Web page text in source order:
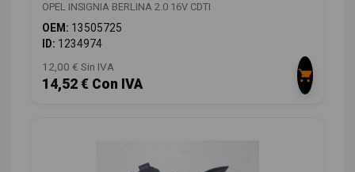
OPEL INSIGNIA BERLINA 2.0 16V CDTI
OEM: 13505725
ID: 1234974
12,00 € Sin IVA
14,52 € Con IVA